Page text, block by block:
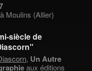
à Moulins (Allier)
siècle de
, Un Autre
aux éditions